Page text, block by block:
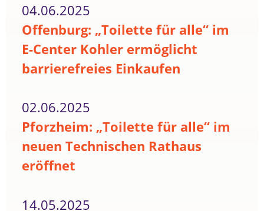
04.06.2025
Offenburg: „Toilette für alle“ im
E-Center Kohler ermöglicht
barrierefreies Einkaufen
02.06.2025
Pforzheim: „Toilette für alle“ im
neuen Technischen Rathaus
eröffnet
14.05.2025